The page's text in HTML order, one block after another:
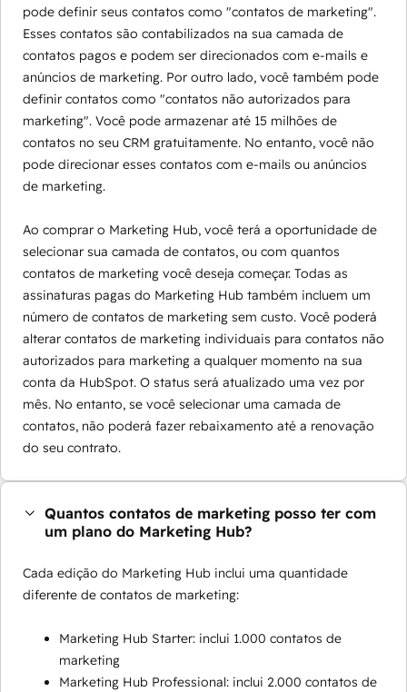
pode definir seus contatos como "contatos de marketing".
Esses contatos são contabilizados na sua camada de
contatos pagos e podem ser direcionados com e-mails e
anúncios de marketing. Por outro lado, você também pode
definir contatos como "contatos não autorizados para
marketing". Você pode armazenar até 15 milhões de
contatos no seu CRM gratuitamente. No entanto, você não
pode direcionar esses contatos com e-mails ou anúncios
de marketing.
Ao comprar o Marketing Hub, você terá a oportunidade de
selecionar sua camada de contatos, ou com quantos
contatos de marketing você deseja começar. Todas as
assinaturas pagas do Marketing Hub também incluem um
número de contatos de marketing sem custo. Você poderá
alterar contatos de marketing individuais para contatos não
autorizados para marketing a qualquer momento na sua
conta da HubSpot. O status será atualizado uma vez por
mês. No entanto, se você selecionar uma camada de
contatos, não poderá fazer rebaixamento até a renovação
do seu contrato.
Quantos contatos de marketing posso ter com
um plano do Marketing Hub?
Cada edição do Marketing Hub inclui uma quantidade
diferente de contatos de marketing:
Marketing Hub Starter: inclui 1.000 contatos de
marketing
Marketing Hub Professional: inclui 2.000 contatos de